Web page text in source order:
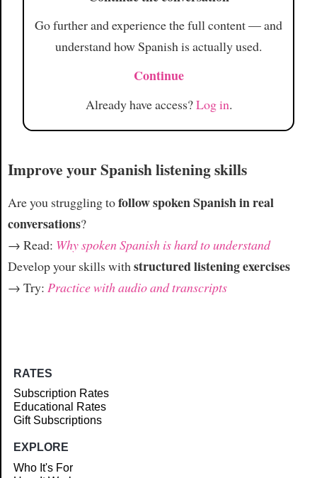
Go further and experience the full content — and
understand how Spanish is actually used.
Continue
Already have access?Log in.
Improve your Spanish listening skills
Are you struggling tofollow spoken Spanish in real
conversations?
→ Read: Why spoken Spanish is hard to understand
Develop your skills withstructured listening exercises
→ Try: Practice with audio and transcripts
RATES
Subscription Rates
Educational Rates
Gift Subscriptions
EXPLORE
Who It's For